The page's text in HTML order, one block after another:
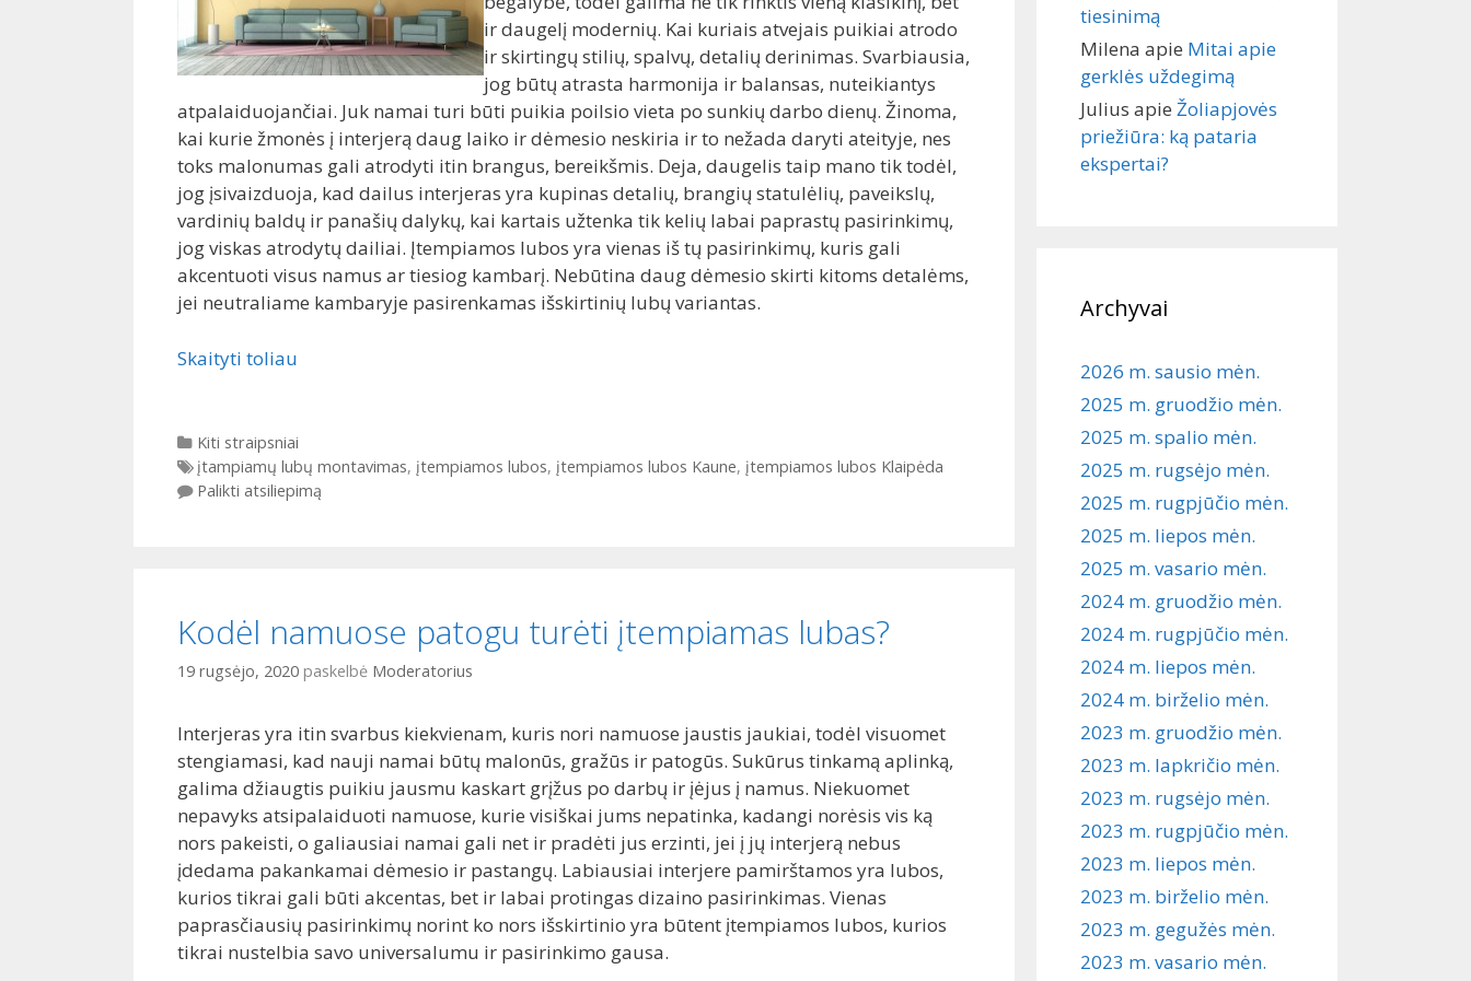
ir daugelį modernių. Kai kuriais atvejais puikiai atrodo
ir skirtingų stilių, spalvų, detalių derinimas. Svarbiausia,
jog būtų atrasta harmonija ir balansas, nuteikiantys
atpalaiduojančiai. Juk namai turi būti puikia poilsio vieta po sunkių darbo dienų. Žinoma,
kai kurie žmonės į interjerą daug laiko ir dėmesio neskiria ir to nežada daryti ateityje, nes
toks malonumas gali atrodyti itin brangus, bereikšmis. Deja, daugelis taip mano tik todėl,
jog įsivaizduoja, kad dailus interjeras yra kupinas detalių, brangių statulėlių, paveikslų,
vardinių baldų ir panašių dalykų, kai kartais užtenka tik kelių labai paprastų pasirinkimų,
jog viskas atrodytų dailiai. Įtempiamos lubos yra vienas iš tų pasirinkimų, kuris gali
akcentuoti visus namus ar tiesiog kambarį. Nebūtina daug dėmesio skirti kitoms detalėms,
jei neutraliame kambaryje pasirenkamas išskirtinių lubų variantas.
Skaityti toliau
Kategorijos
Kiti straipsniai
Gairės
įtampiamų lubų montavimas, įtempiamos lubos, įtempiamos lubos Kaune, įtempiamos lubos Klaipėda
Palikti atsiliepimą
Kodėl namuose patogu turėti įtempiamas lubas?
19 rugsėjo, 2020 paskelbė Moderatorius
Interjeras yra itin svarbus kiekvienam, kuris nori namuose jaustis jaukiai, todėl visuomet
stengiamasi, kad nauji namai būtų malonūs, gražūs ir patogūs. Sukūrus tinkamą aplinką,
galima džiaugtis puikiu jausmu kaskart grįžus po darbų ir įėjus į namus. Niekuomet
nepavyks atsipalaiduoti namuose, kurie visiškai jums nepatinka, kadangi norėsis vis ką
nors pakeisti, o galiausiai namai gali net ir pradėti jus erzinti, jei į jų interjerą nebus
įdedama pakankamai dėmesio ir pastangų. Labiausiai interjere pamirštamos yra lubos,
kurios tikrai gali būti akcentas, bet ir labai protingas dizaino pasirinkimas. Vienas
paprasčiausių pasirinkimų norint ko nors išskirtinio yra būtent įtempiamos lubos, kurios
tikrai nustelbia savo universalumu ir pasirinkimo gausa.
tiesinimą
Milena apie Mitai apie
gerklės uždegimą
Julius apie Žoliapjovės
priežiūra: ką pataria
ekspertai?
Archyvai
2026 m. sausio mėn.
2025 m. gruodžio mėn.
2025 m. spalio mėn.
2025 m. rugsėjo mėn.
2025 m. rugpjūčio mėn.
2025 m. liepos mėn.
2025 m. vasario mėn.
2024 m. gruodžio mėn.
2024 m. rugpjūčio mėn.
2024 m. liepos mėn.
2024 m. birželio mėn.
2023 m. gruodžio mėn.
2023 m. lapkričio mėn.
2023 m. rugsėjo mėn.
2023 m. rugpjūčio mėn.
2023 m. liepos mėn.
2023 m. birželio mėn.
2023 m. gegužės mėn.
2023 m. vasario mėn.